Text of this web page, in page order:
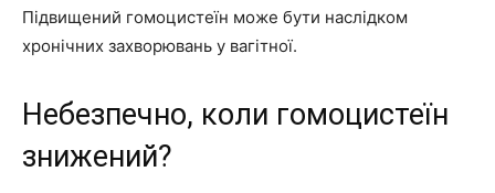
Підвищений гомоцистеїн може бути наслідком
хронічних захворювань у вагітної.
Небезпечно, коли гомоцистеїн
знижений?